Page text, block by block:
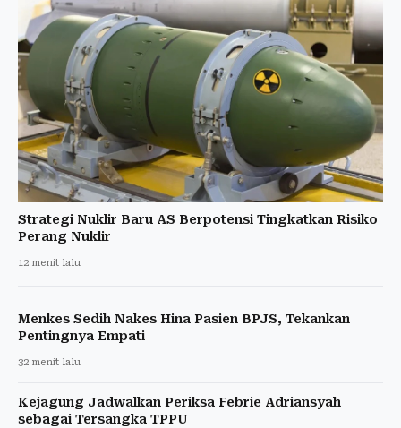
Strategi Nuklir Baru AS Berpotensi Tingkatkan Risiko
Perang Nuklir
12 menit lalu
Menkes Sedih Nakes Hina Pasien BPJS, Tekankan
Pentingnya Empati
32 menit lalu
Kejagung Jadwalkan Periksa Febrie Adriansyah
sebagai Tersangka TPPU